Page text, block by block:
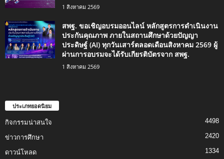
1 สิงหาคม 2569
สพฐ. ขอเชิญอบรมออนไลน์ หลักสูตรการดำเนินงาน
ประกันคุณภาพ ภายในสถานศึกษาด้วยปัญญา
ประดิษฐ์ (AI) ทุกวันเสาร์ตลอดเดือนสิงหาคม 2569 ผู้
ผ่านการอบรมจะได้รับเกียรติบัตรจาก สพฐ.
1 สิงหาคม 2569
ประเภทยอดนิยม
กิจกรรมน่าสนใจ 4498
ข่าวการศึกษา 2420
ดาวน์โหลด 1334